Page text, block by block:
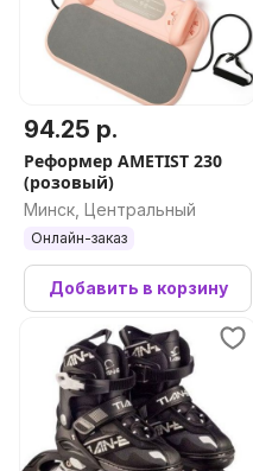
94.25 р.
Реформер AMETIST 230
(розовый)
Минск, Центральный
Онлайн-заказ
Добавить в корзину